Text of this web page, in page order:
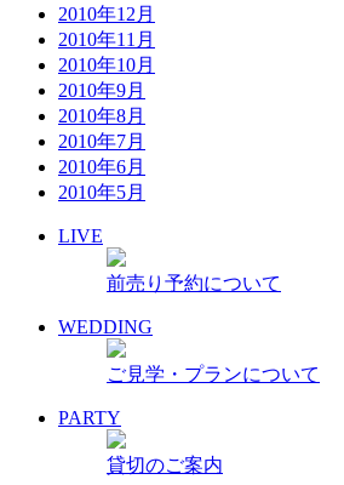
2010年12月
2010年11月
2010年10月
2010年9月
2010年8月
2010年7月
2010年6月
2010年5月
LIVE
前売り予約について
WEDDING
ご見学・プランについて
PARTY
貸切のご案内